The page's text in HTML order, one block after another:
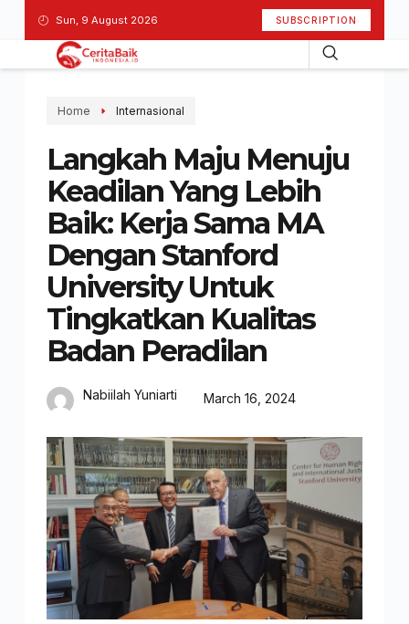
Sun, 9 August 2026 SUBSCRIPTION
Home Internasional
Langkah Maju Menuju
Keadilan Yang Lebih
Baik: Kerja Sama MA
Dengan Stanford
University Untuk
Tingkatkan Kualitas
Badan Peradilan
Nabiilah Yuniarti March 16, 2024